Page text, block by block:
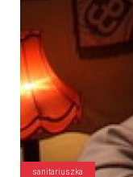
sanitariuszka